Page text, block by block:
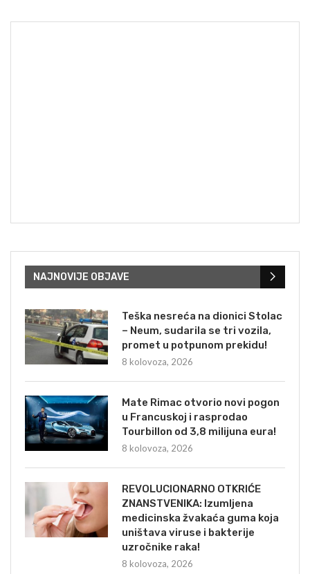
NAJNOVIJE OBJAVE
Teška nesreća na dionici Stolac
– Neum, sudarila se tri vozila,
promet u potpunom prekidu!
8 kolovoza, 2026
Mate Rimac otvorio novi pogon
u Francuskoj i rasprodao
Tourbillon od 3,8 milijuna eura!
8 kolovoza, 2026
REVOLUCIONARNO OTKRIĆE
ZNANSTVENIKA: Izumljena
medicinska žvakaća guma koja
uništava viruse i bakterije
uzročnike raka!
8 kolovoza, 2026